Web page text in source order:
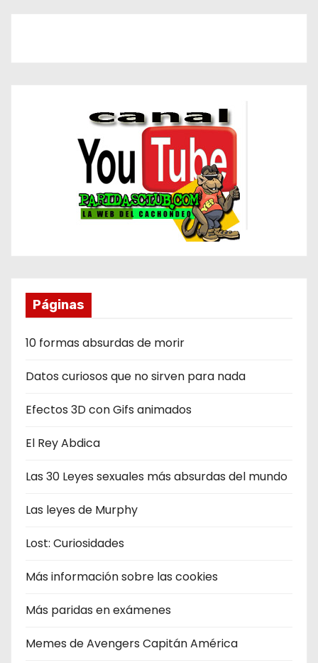
Páginas
10 formas absurdas de morir
Datos curiosos que no sirven para nada
Efectos 3D con Gifs animados
El Rey Abdica
Las 30 Leyes sexuales más absurdas del mundo
Las leyes de Murphy
Lost: Curiosidades
Más información sobre las cookies
Más paridas en exámenes
Memes de Avengers Capitán América